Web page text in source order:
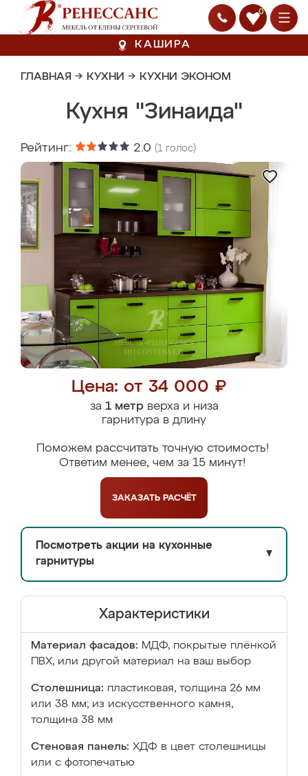
0
КАШИРА
ГЛАВНАЯ → КУХНИ → КУХНИ ЭКОНОМ
Кухня "Зинаида"
Рейтинг: 2.0 (1 голос)
Цена: от 34 000 ₽
за 1 метрверха и низа
гарнитура в длину
Поможем рассчитать точную стоимость!
Ответим менее, чем за 15 минут!
ЗАКАЗАТЬ РАСЧЁТ
Посмотреть акции на кухонные
гарнитуры
▼
Характеристики
Материал фасадов: МДФ, покрытые плёнкой
ПВХ, или другой материал на ваш выбор
Столешница: пластиковая, толщина 26 мм
или 38 мм; из искусственного камня,
толщина 38 мм
Стеновая панель: ХДФ в цвет столешницы
или с фотопечатью